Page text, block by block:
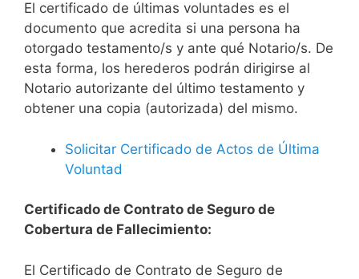
El certificado de últimas voluntades es el
documento que acredita si una persona ha
otorgado testamento/s y ante qué Notario/s. De
esta forma, los herederos podrán dirigirse al
Notario autorizante del último testamento y
obtener una copia (autorizada) del mismo.
Solicitar Certificado de Actos de Última
Voluntad
Certificado de Contrato de Seguro de
Cobertura de Fallecimiento:
El Certificado de Contrato de Seguro de